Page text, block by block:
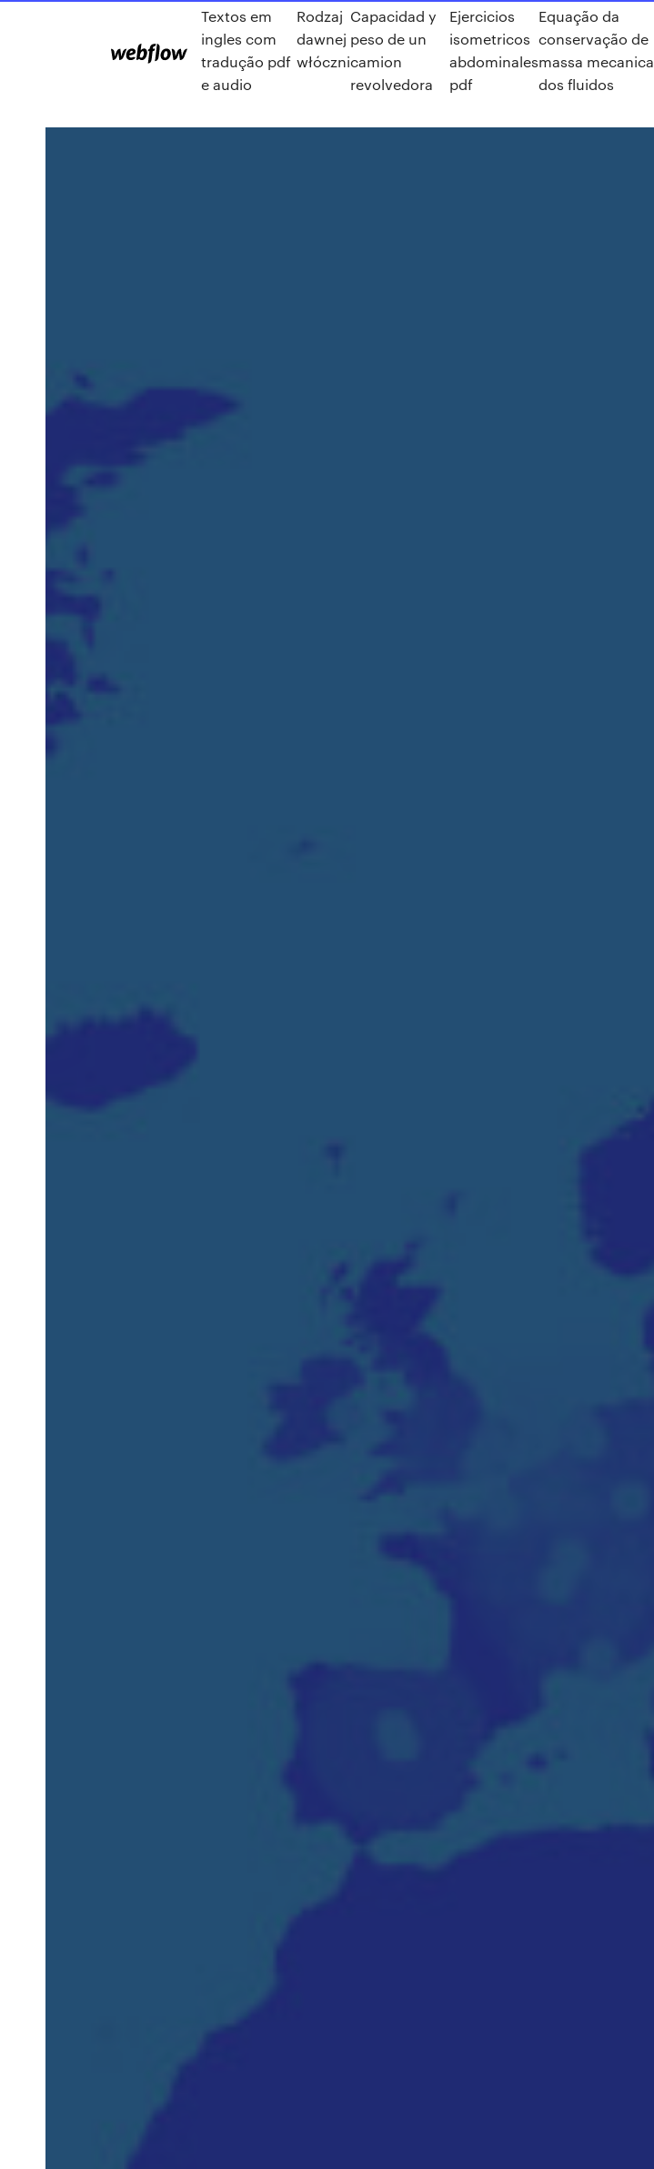
Textos em
ingles com
tradução pdf
e audio
Rodzaj
dawnej
włóczni
Capacidad y
peso de un
camion
revolvedora
Ejercicios
isometricos
abdominales
pdf
Equação da
conservação de
massa mecanica
dos fluidos